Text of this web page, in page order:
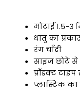
मोटाई1.5-3
धातु का
रंगचाँदी
साइजछोटे से
प्रॉडक्ट टाइप
प्लास्टिक का